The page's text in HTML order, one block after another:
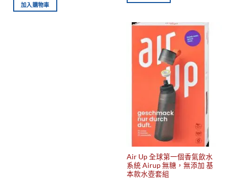
加入購物車
Air Up 全球第一個香氣飲水
系統 Airup 無糖，無添加 基
本款水壺套組